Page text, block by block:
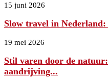
15 juni 2026
Slow travel in
19 mei 2026
Stil varen door de
aandrijving...